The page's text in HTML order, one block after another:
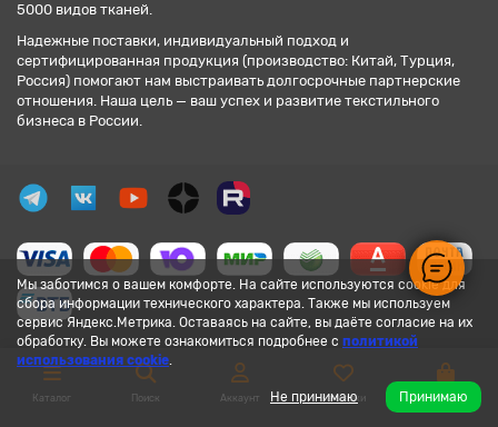
Мы заботимся о вашем комфорте. На сайте используются cookie для
сбора информации технического характера. Также мы используем
сервис Яндекс.Метрика. Оставаясь на сайте, вы даёте согласие на их
обработку. Вы можете ознакомиться подробнее с политикой
использования cookie.
Не принимаю Принимаю
5000 видов тканей.
Надежные поставки, индивидуальный подход и
сертифицированная продукция (производство: Китай, Турция,
Россия) помогают нам выстраивать долгосрочные партнерские
отношения. Наша цель — ваш успех и развитие текстильного
бизнеса в России.
Каталог Поиск Аккаунт Закладки Корзина